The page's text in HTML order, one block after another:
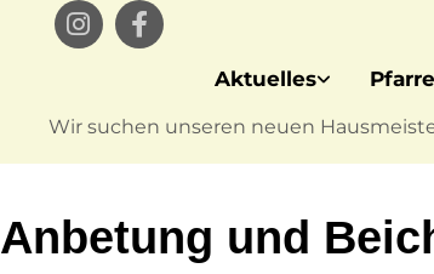
Aktuelles
Wir suchen unseren neuen
Anbetung und